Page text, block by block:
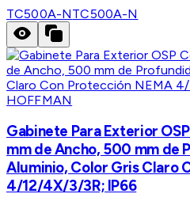
TC500A-NTC500A-N
HOFFMAN
Gabinete Para Exterior
mm de Ancho, 500 mm de
Aluminio, Color Gris Claro
4/12/4X/3/3R; IP66